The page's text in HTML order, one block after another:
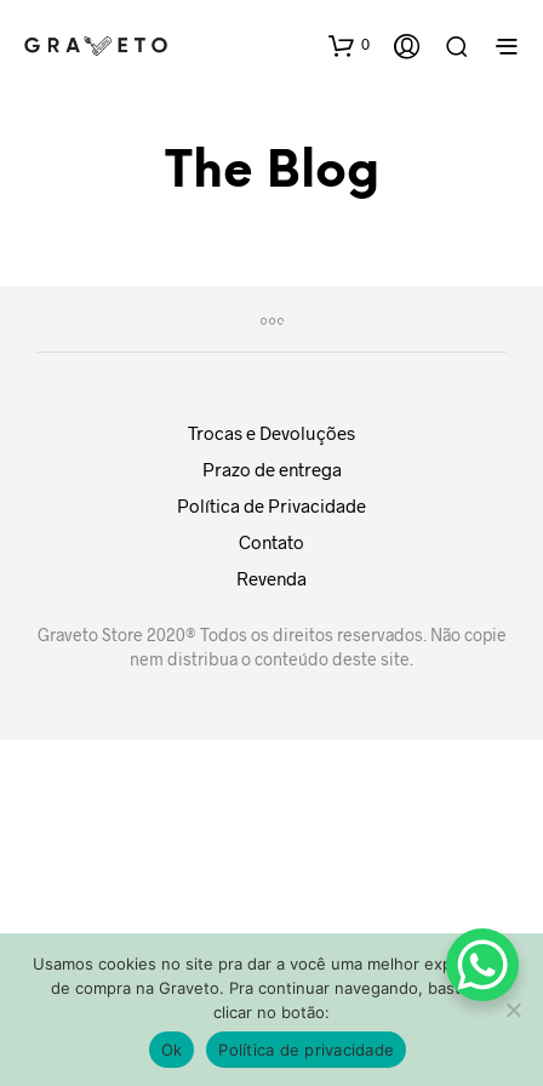
Aniversário Graveto, todo site com 25% off! Dispensar
0
The Blog
Trocas e Devoluções
Prazo de entrega
Política de Privacidade
Contato
Revenda
Graveto Store 2020® Todos os direitos reservados. Não copie
nem distribua o conteúdo deste site.
Usamos cookies no site pra dar a você uma melhor experiência
de compra na Graveto. Pra continuar navegando, basta só
clicar no botão:
Ok
Política de privacidade